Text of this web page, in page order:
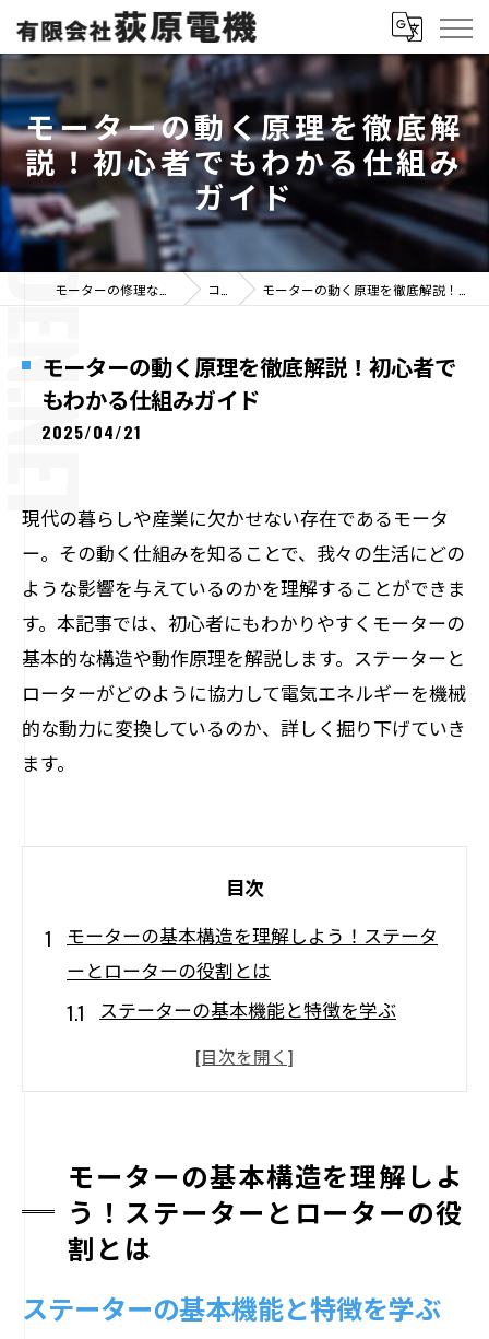
モーターの動く原理を徹底解
説！初心者でもわかる仕組み
ガイド
コラム モーターの動く原理を徹底解説！初心者でもわかる仕組みガイド
モーターの動く原理を徹底解説！初心者で
もわかる仕組みガイド
2025/04/21
現代の暮らしや産業に欠かせない存在であるモータ
ー。その動く仕組みを知ることで、我々の生活にどの
ような影響を与えているのかを理解することができま
す。本記事では、初心者にもわかりやすくモーターの
基本的な構造や動作原理を解説します。ステーターと
ローターがどのように協力して電気エネルギーを機械
的な動力に変換しているのか、詳しく掘り下げていき
ます。
目次
モーターの基本構造を理解しよう！ステータ
ーとローターの役割とは
ステーターの基本機能と特徴を学ぶ
ローターの構造とはたらき
モーターの内部構造を詳しく見る
モーターの主要部品の重要性を解説
モーターの仕組みを知るための基礎知識
電気が機械に変わる瞬間！モーターが動く仕
電気エネルギーの基本的な流れ
モーターの基本構造を理解しよ
う！ステーターとローターの役
割とは
ステーターの基本機能と特徴を学ぶ